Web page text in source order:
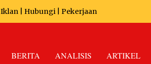
Iklan Hubungi Pekerjaan
BERITA ANALISIS ARTIKEL